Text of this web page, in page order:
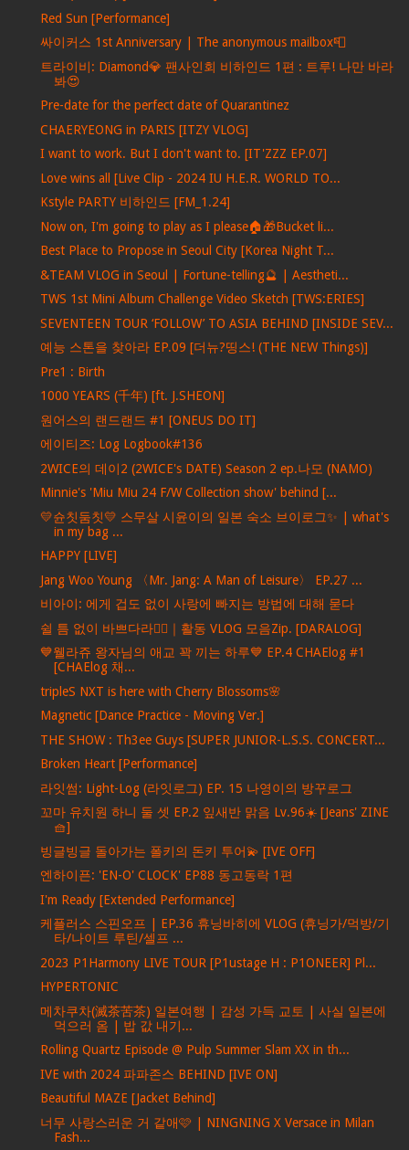
Red Sun [Performance]
싸이커스 1st Anniversary | The anonymous mailbox📮
트라이비: Diamond💎 팬사인회 비하인드 1편 : 트루! 나만 바라
봐😍
Pre-date for the perfect date of Quarantinez
CHAERYEONG in PARIS [ITZY VLOG]
I want to work. But I don't want to. [IT'ZZZ EP.07]
Love wins all [Live Clip - 2024 IU H.E.R. WORLD TO...
Kstyle PARTY 비하인드 [FM_1.24]
Now on, I'm going to play as I please🏠🎁Bucket li...
Best Place to Propose in Seoul City [Korea Night T...
&TEAM VLOG in Seoul | Fortune-telling🔮 | Aestheti...
TWS 1st Mini Album Challenge Video Sketch [TWS:ERIES]
SEVENTEEN TOUR ‘FOLLOW’ TO ASIA BEHIND [INSIDE SEV...
예능 스톤을 찾아라 EP.09 [더뉴?띵스! (THE NEW Things)]
Pre1 : Birth
1000 YEARS (千年) [ft. J.SHEON]
원어스의 랜드랜드 #1 [ONEUS DO IT]
에이티즈: Log Logbook#136
2WICE의 데이2 (2WICE's DATE) Season 2 ep.나모 (NAMO)
Minnie's 'Miu Miu 24 F/W Collection show' behind [...
💛슌칫둠칫💛 스무살 시윤이의 일본 숙소 브이로그✨ | what's
in my bag ...
HAPPY [LIVE]
Jang Woo Young 〈Mr. Jang: A Man of Leisure〉 EP.27 ...
비아이: 에게 겁도 없이 사랑에 빠지는 방법에 대해 묻다
쉴 틈 없이 바쁘다라🏃‍♀｜활동 VLOG 모음Zip. [DARALOG]
💙웰라쥬 왕자님의 애교 꽉 끼는 하루💙 EP.4 CHAElog #1
[CHAElog 채...
tripleS NXT is here with Cherry Blossoms🌸
Magnetic [Dance Practice - Moving Ver.]
THE SHOW : Th3ee Guys [SUPER JUNIOR-L.S.S. CONCERT...
Broken Heart [Performance]
라잇썸: Light-Log (라잇로그) EP. 15 나영이의 방꾸로그
꼬마 유치원 하니 둘 셋 EP.2 잎새반 맑음 Lv.96☀️ [Jeans' ZINE
🧺]
빙글빙글 돌아가는 폴키의 돈키 투어💫 [IVE OFF]
엔하이픈: 'EN-O' CLOCK' EP88 동고동락 1편
I'm Ready [Extended Performance]
케플러스 스핀오프 | EP.36 휴닝바히에 VLOG (휴닝가/먹방/기
타/나이트 루틴/셀프 ...
2023 P1Harmony LIVE TOUR [P1ustage H : P1ONEER] Pl...
HYPERTONIC
메차쿠차(滅茶苦茶) 일본여행 | 감성 가득 교토 | 사실 일본에
먹으러 옴 | 밥 값 내기...
Rolling Quartz Episode @ Pulp Summer Slam XX in th...
IVE with 2024 파파존스 BEHIND [IVE ON]
Beautiful MAZE [Jacket Behind]
너무 사랑스러운 거 같애🩷 | NINGNING X Versace in Milan
Fash...